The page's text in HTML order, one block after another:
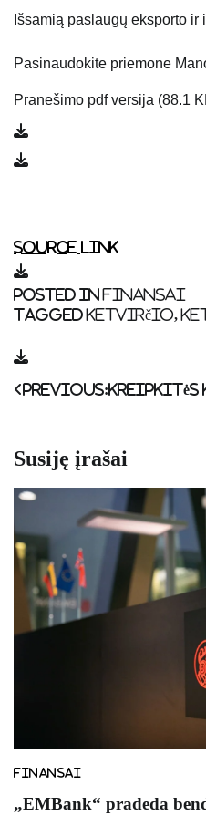
Išsamią paslaugų eksporto
Pasinaudokite priemone
Pranešimo pdf versija (88.1
Source link
Posted in FINANSAI
Tagged ketvirčio,
Navigacija
Previous:
Susiję įrašai
FINANSAI
„EMBank“ pradeda